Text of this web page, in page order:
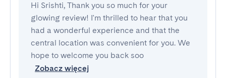
Hi Srishti, Thank you so much for your
glowing review! I'm thrilled to hear that you
had a wonderful experience and that the
central location was convenient for you. We
hope to welcome you back soo
Zobacz więcej